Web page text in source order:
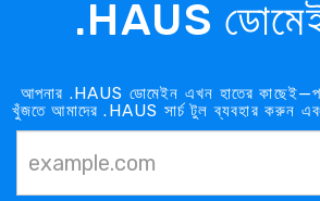
.HAUS
আপনার .HAUS ডোমেইন এখন হাতের
খুঁজতে আমাদের .HAUS সার্চ টুল ব্যবহার করুন